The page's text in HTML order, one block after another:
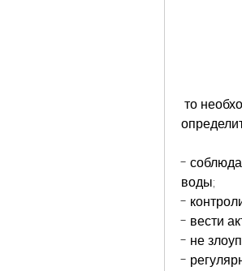
-
воды;
-
- вести
- не
-